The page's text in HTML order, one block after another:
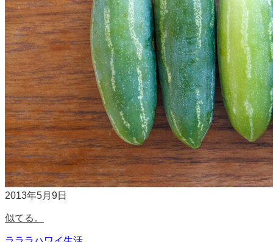
2013年5月9日
似てる。